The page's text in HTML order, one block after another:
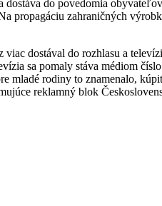
dostáva do povedomia
propagáciu zahraničných
dostával do rozhlasu a
sa pomaly stáva médiom
mladé rodiny to znamenalo,
reklamný blok